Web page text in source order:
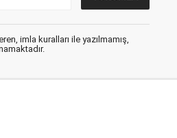
imla kuralları ile yazılmamış,